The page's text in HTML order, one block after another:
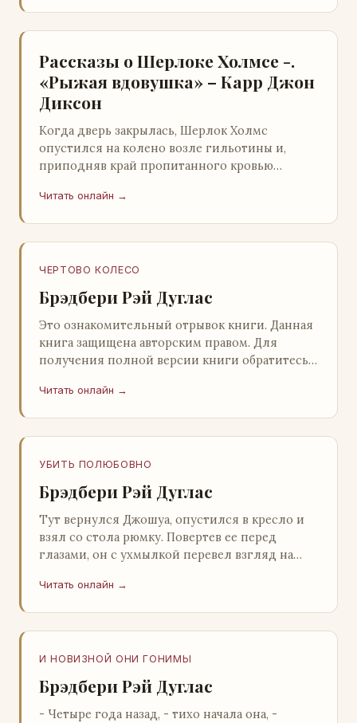
Рассказы о Шерлоке Холмсе -.
«Рыжая вдовушка» – Карр Джон
Диксон
Когда дверь закрылась, Шерлок Холмс
опустился на колено возле гильотины и,
приподняв край пропитанного кровью
скрывался под ним…
Читать онлайн →
ЧЕРТОВО КОЛЕСО
Брэдбери Рэй Дуглас
Это ознакомительный отрывок книги. Данная
книга защищена авторским правом. Для
получения полной версии книги обратитесь к
легального ко…
Читать онлайн →
УБИТЬ ПОЛЮБОВНО
Брэдбери Рэй Дуглас
Тут вернулся Джошуа, опустился в кресло и
взял со стола рюмку. Повертев ее перед
глазами, он с ухмылкой перевел взгляд на
видом с…
Читать онлайн →
И НОВИЗНОЙ ОНИ ГОНИМЫ
Брэдбери Рэй Дуглас
- Четыре года назад, - тихо начала она, -